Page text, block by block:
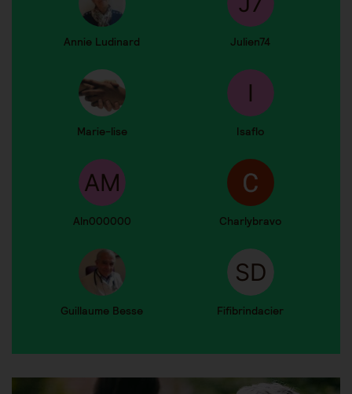
Annie Ludinard Julien74
Marie-lise Isaflo
Aln000000 Charlybravo
Guillaume Besse Fifibrindacier